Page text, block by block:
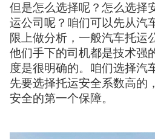
但是怎么选择呢？怎么选择
运公司呢？咱们可以先从汽
限上做分析，一般汽车托运
他们手下的司机都是技术强
度是很明确的。咱们选择汽
先要选择托运安全系数高的
安全的第一个保障。